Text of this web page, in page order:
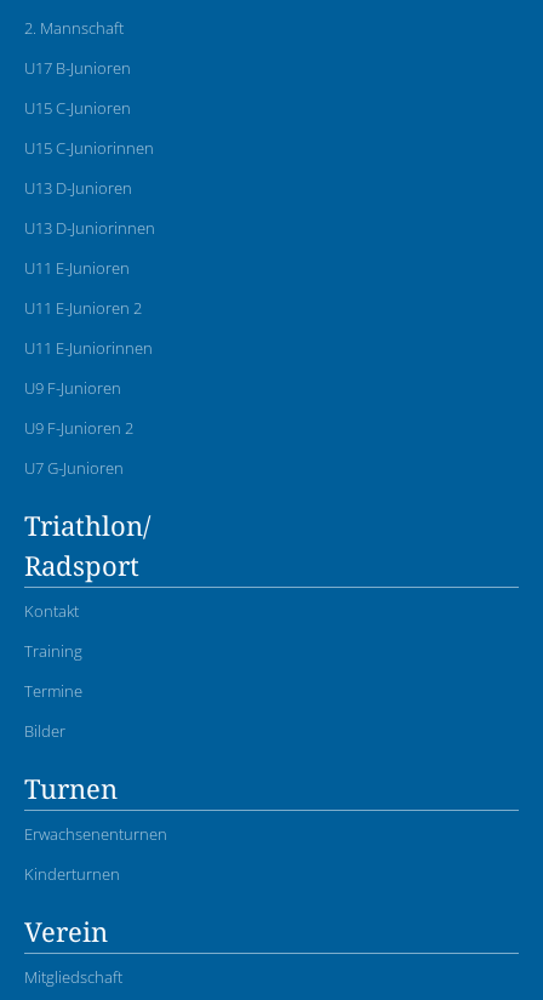
2. Mannschaft
U17 B-Junioren
U15 C-Junioren
U15 C-Juniorinnen
U13 D-Junioren
U13 D-Juniorinnen
U11 E-Junioren
U11 E-Junioren 2
U11 E-Juniorinnen
U9 F-Junioren
U9 F-Junioren 2
U7 G-Junioren
Triathlon/
Radsport
Kontakt
Training
Termine
Bilder
Turnen
Erwachsenenturnen
Kinderturnen
Verein
Mitgliedschaft